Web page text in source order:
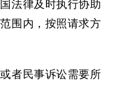
法律及时执行协助
围内，按照请求方
者民事诉讼需要所